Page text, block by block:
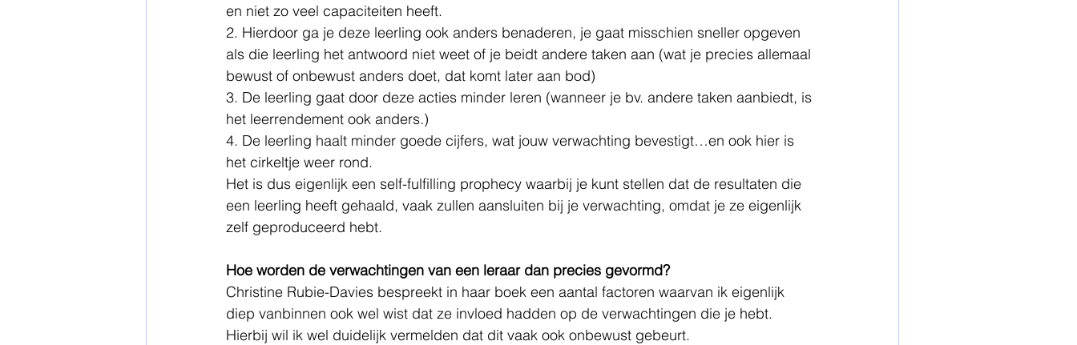
en niet zo veel capaciteiten heeft.
2. Hierdoor ga je deze leerling ook anders benaderen, je gaat misschien sneller opgeven
als die leerling het antwoord niet weet of je beidt andere taken aan (wat je precies allemaal
bewust of onbewust anders doet, dat komt later aan bod)
3. De leerling gaat door deze acties minder leren (wanneer je bv. andere taken aanbiedt, is
het leerrendement ook anders.)
4. De leerling haalt minder goede cijfers, wat jouw verwachting bevestigt…en ook hier is
het cirkeltje weer rond.
Het is dus eigenlijk een self-fulfilling prophecy waarbij je kunt stellen dat de resultaten die
een leerling heeft gehaald, vaak zullen aansluiten bij je verwachting, omdat je ze eigenlijk
zelf geproduceerd hebt.
Hoe worden de verwachtingen van een leraar dan precies gevormd?
Christine Rubie-Davies bespreekt in haar boek een aantal factoren waarvan ik eigenlijk
diep vanbinnen ook wel wist dat ze invloed hadden op de verwachtingen die je hebt.
Hierbij wil ik wel duidelijk vermelden dat dit vaak ook onbewust gebeurt.